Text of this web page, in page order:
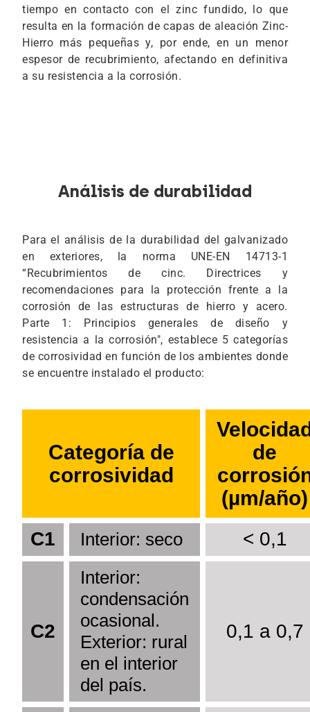
tiempo en contacto con el zinc fundido, lo que
resulta en la formación de capas de aleación Zinc-
Hierro más pequeñas y, por ende, en un menor
espesor de recubrimiento, afectando en definitiva
a su resistencia a la corrosión.
Análisis de durabilidad
Para el análisis de la durabilidad del galvanizado
en exteriores, la norma UNE-EN 14713-1
“Recubrimientos de cinc. Directrices y
recomendaciones para la protección frente a la
corrosión de las estructuras de hierro y acero.
Parte 1: Principios generales de diseño y
resistencia a la corrosión", establece 5 categorías
de corrosividad en función de los ambientes donde
se encuentre instalado el producto:
Categoría de
corrosividad
de
(µm/año)
C1 Interior: seco < 0,1
C2
Interior:
condensación
ocasional.
Exterior: rural
en el interior
del país.
0,1 a 0,7